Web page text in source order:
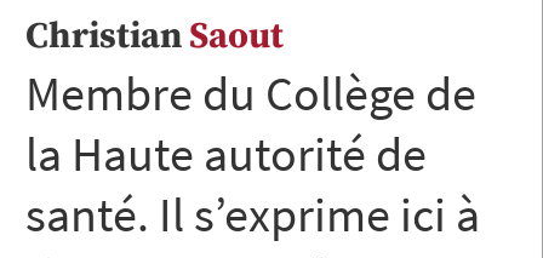
ChristianSaout
Membre du Collège de
la Haute autorité de
santé. Il s’exprime ici à